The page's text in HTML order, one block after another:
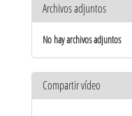
Archivos adjuntos
No hay archivos adjuntos
Compartir vídeo